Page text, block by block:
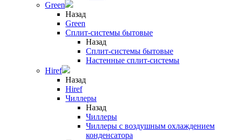
Green
Назад
Green
Сплит-системы бытовые
Назад
Сплит-системы бытовые
Настенные сплит-системы
Hiref
Назад
Hiref
Чиллеры
Назад
Чиллеры
Чиллеры с воздушным охлаждением
конденсатора